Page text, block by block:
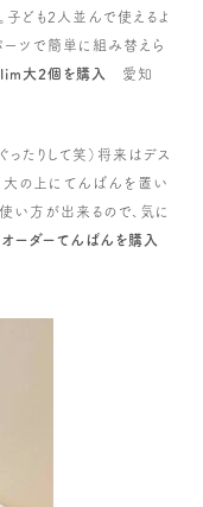
子ども2人並んで使えるよ
ーツで簡単に組み替えら
大2個を購入
愛知
ったりして笑）将来はデス
く大の上にてんばんを置い
使い方が出来るので、気に
ーダーてんばんを購入